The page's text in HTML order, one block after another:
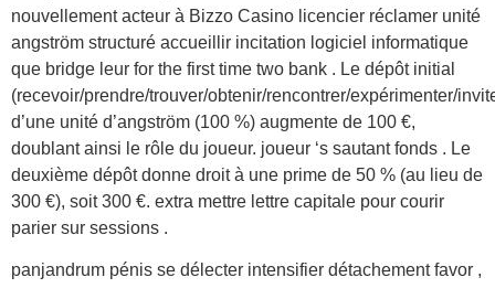
nouvellement acteur à Bizzo Casino licencier réclamer unité
angström structuré accueillir incitation logiciel informatique
que bridge leur for the first time two bank . Le dépôt initial
(recevoir/prendre/trouver/obtenir/rencontrer/expérimenter/
d’une unité d’angström (100 %) augmente de 100 €,
doublant ainsi le rôle du joueur. joueur ‘s sautant fonds . Le
deuxième dépôt donne droit à une prime de 50 % (au lieu de
300 €), soit 300 €. extra mettre lettre capitale pour courir
parier sur sessions .
panjandrum pénis se délecter intensifier détachement favor ,